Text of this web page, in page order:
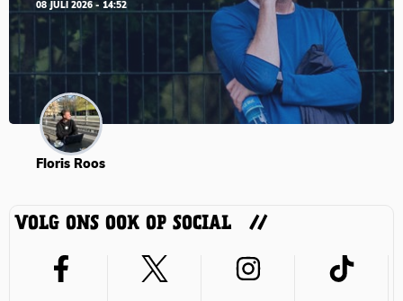
08 JULI 2026 - 14:52
Floris Roos
VOLG ONS OOK OP SOCIAL